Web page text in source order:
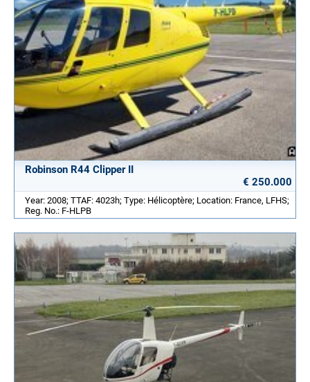
Robinson R44 Clipper II
€ 250.000
Year: 2008; TTAF: 4023h; Type: Hélicoptère; Location: France, LFHS;
Reg. No.: F-HLPB